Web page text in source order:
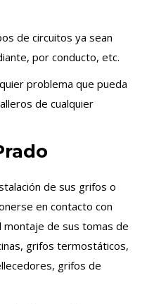
de circuitos ya sean
por conducto, etc.
problema que pueda
de cualquier
de sus grifos o
en contacto con
de sus tomas de
grifos termostáticos,
grifos de